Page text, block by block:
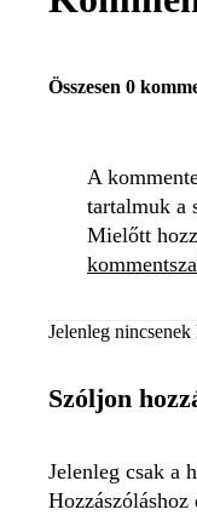
Összesen 0
A
tartalmuk a
Mielőtt
Jelenleg
Szóljon
Jelenleg csak a